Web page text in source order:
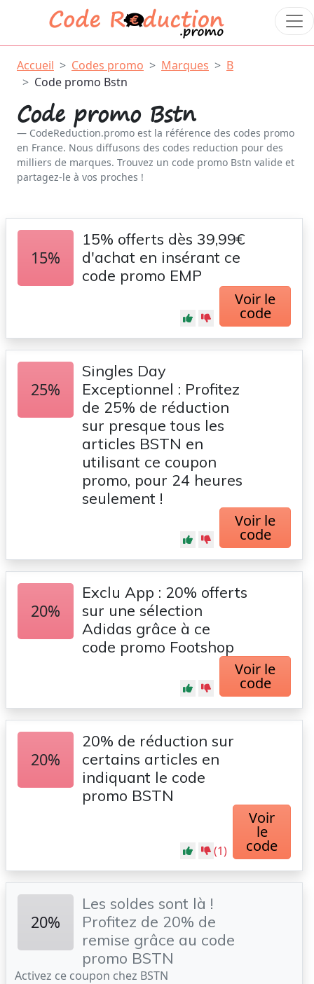
Accueil Codes promo Marques
B
Code promo Bstn
Code promo Bstn
CodeReduction.promo est la référence des codes promo
en France. Nous diffusons des codes reduction pour des
milliers de marques. Trouvez un code promo Bstn valide et
partagez-le à vos proches !
15%
15% offerts dès 39,99€
d'achat en insérant ce
code promo EMP
Voir le
code
25%
Singles Day
Exceptionnel : Profitez
de 25% de réduction
sur presque tous les
articles BSTN en
utilisant ce coupon
promo, pour 24 heures
seulement !
Voir le
code
20%
Exclu App : 20% offerts
sur une sélection
Adidas grâce à ce
code promo Footshop
Voir le
code
20%
20% de réduction sur
certains articles en
indiquant le code
promo BSTN
(1)
Voir
le
code
20%
Les soldes sont là !
Profitez de 20% de
remise grâce au code
promo BSTN
Activez ce coupon chez BSTN